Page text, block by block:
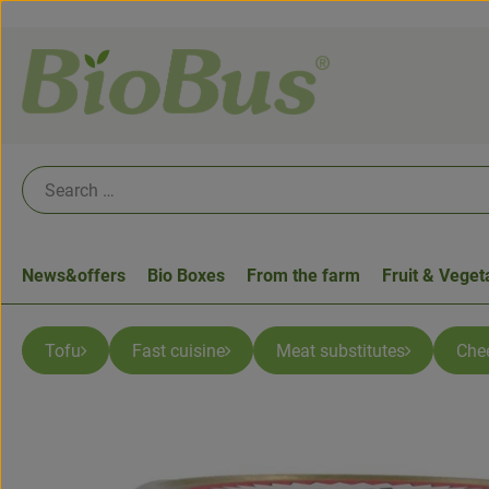
News&offers Bio Boxes From the farm Fruit &
Tofu Fast cuisine Meat substitutes